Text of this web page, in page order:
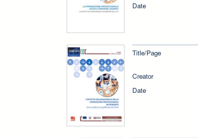
Date
Title/Page
Creator
Date